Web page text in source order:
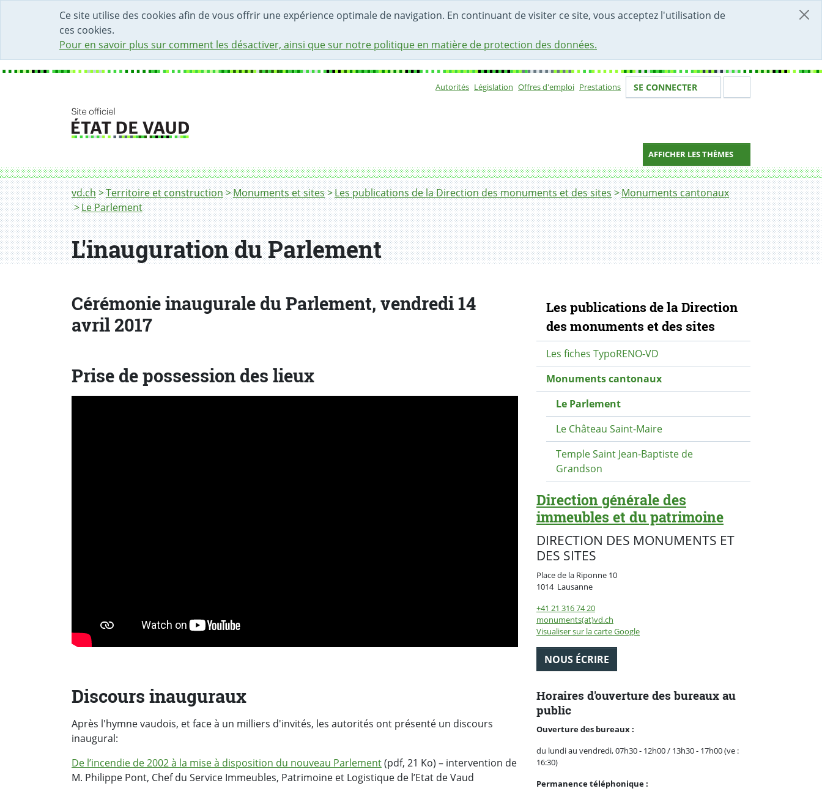
Ce site utilise des cookies afin de vous offrir une expérience optimale de navigation. En continuant de visiter ce site, vous acceptez l'utilisation de
ces cookies.
Pour en savoir plus sur comment les désactiver, ainsi que sur notre politique en matière de protection des données.
DÉBUT DU CONTENU DE LA PAGE
ACCÈS AU CHAMP DE RECHERCHE
PAGE D'ACCUEIL
FORMULAIRE DE CONTACT
Autorités Législation Offres d'emploi Prestations Votre identité
SE CONNECTER
AFFICHER LES THÈMES
Fil d'Ariane
vd.ch Territoire et construction Monuments et sites Les publications de la Direction des monuments et des sites
Monuments cantonaux
Le Parlement
L'inauguration du Parlement
L'inauguration du Parlement
Cérémonie inaugurale du Parlement, vendredi 14
avril 2017
Prise de possession des lieux
Discours inauguraux
Après l'hymne vaudois, et face à un milliers d'invités, les autorités ont présenté un discours
inaugural:
De l’incendie de 2002 à la mise à disposition du nouveau Parlement(pdf, 21 Ko) – intervention de
M. Philippe Pont, Chef du Service Immeubles, Patrimoine et Logistique de l’Etat de Vaud
Navigation secondaire
Les publications de la Direction
des monuments et des sites
Les fiches TypoRENO-VD
Monuments cantonaux
Le Parlement
Le Château Saint-Maire
Temple Saint Jean-Baptiste de
Grandson
Direction générale des
immeubles et du patrimoine
DIRECTION DES MONUMENTS ET
DES SITES
Place de la Riponne 10
1014 LausanneSuisse
+41 21 316 74 20
monuments(at)vd.ch
Visualiser sur la carte Google
NOUS ÉCRIRE
Horaires d'ouverture des bureaux au
public
Ouverture des bureaux :
du lundi au vendredi, 07h30 - 12h00 / 13h30 - 17h00 (ve :
16:30)
Permanence téléphonique :